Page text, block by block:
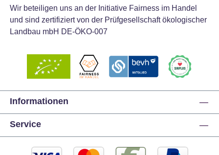
Wir beteiligen uns an der Initiative Fairness im Handel
und sind zertifiziert von der Prüfgesellschaft ökologischer
Landbau mbH DE-ÖKO-007
Informationen
Service